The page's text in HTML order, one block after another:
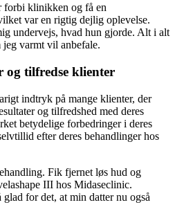
forbi klinikken og få en
var en rigtig dejlig oplevelse.
undervejs, hvad hun gjorde. Alt i alt
varmt vil anbefale.
og tilfredse klienter
indtryk på mange klienter, der
og tilfredshed med deres
betydelige forbedringer i deres
efter deres behandlinger hos
Fik fjernet løs hud og
III hos Midaseclinic.
for det, at min datter nu også